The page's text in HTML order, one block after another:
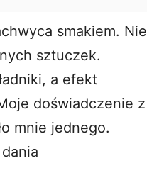
smakiem. Nie
sztuczek.
a efekt
doświadczenie z
mnie jednego.